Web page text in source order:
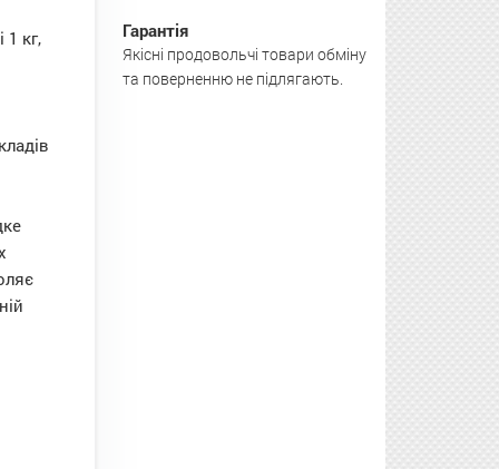
1 кг, Гарантія
Якісні продовольчі товари обміну
та поверненню не підлягають.